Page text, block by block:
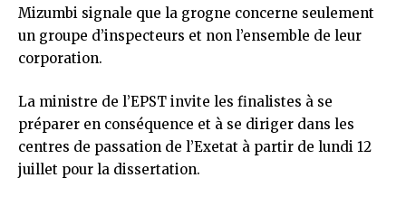
Mizumbi signale que la grogne concerne seulement
un groupe d’inspecteurs et non l’ensemble de leur
corporation.
La ministre de l’EPST invite les finalistes à se
préparer en conséquence et à se diriger dans les
centres de passation de l’Exetat à partir de lundi 12
juillet pour la dissertation.